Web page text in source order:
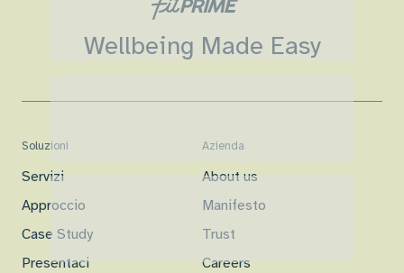
Wellbeing Made Easy
Soluzioni
Servizi
Approccio
Case Study
Presentaci
Azienda
About us
Manifesto
Trust
Careers